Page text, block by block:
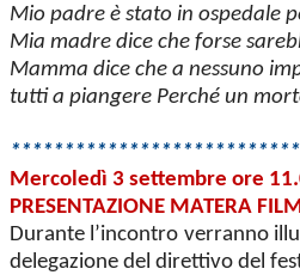
Mio padre è stato in ospedale
Mia madre dice che forse
Mamma dice che a nessuno
tutti a piangere Perché un
Mercoledì 3 settembre ore
PRESENTAZIONE MATERA
Durante l’incontro verranno
delegazione del direttivo del